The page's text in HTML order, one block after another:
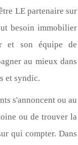
LE partenaire sur
besoin immobilier
et son équipe de
au mieux dans
et syndic.
s'annoncent ou au
ou de trouver la
qui compter. Dans